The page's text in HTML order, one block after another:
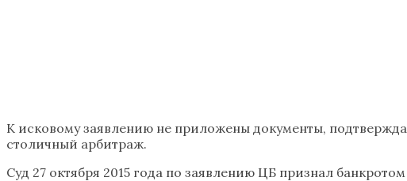
К исковому заявлению не приложены документы,
столичный арбитраж.
Суд 27 октября 2015 года по заявлению ЦБ признал